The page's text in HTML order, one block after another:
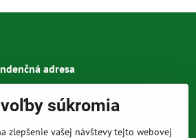
adresa
nemáme kamennú predajňu.
súkromia
zlepšenie vašej návštevy tejto webovej